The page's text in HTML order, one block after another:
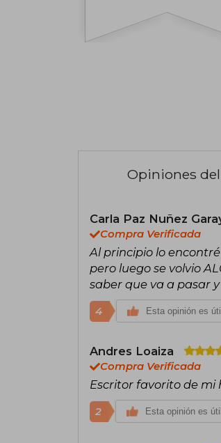
Opiniones
Carla Paz Nuñez
Compra Verificada
Al principio lo
pero luego se volvio
saber que va a pasar
4 Esta opinión es útil
Andres Loaiza
Compra Verificada
Escritor favorito de mi
2 Esta opinión es útil